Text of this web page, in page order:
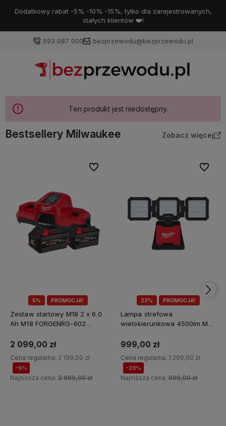
Dodatkowy rabat -5% -10% -15%, tylko dla zarejestrowanych,
stałych klientów ❤️!
693 087 000 bezprzewodu@bezprzewodu.pl
Ten produkt jest niedostępny.
Bestsellery Milwaukee Zobacz więcej
5% PROMOCJA!
Zestaw startowy M18 2 x 6.0
Ah M18 FORGENRG-602
2 099,00 zł
Cena regularna: 2 199,00 zł
-5%
Najniższa cena: 2 999,00 zł
Do ulubionych
23% PROMOCJA!
Lampa strefowa
wielokierunkowa 4500lm M18
999,00 zł
Cena regularna: 1 299,00 zł
-23%
Najniższa cena: 999,00 zł
Do